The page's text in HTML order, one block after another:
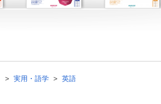
実用・語学 英語